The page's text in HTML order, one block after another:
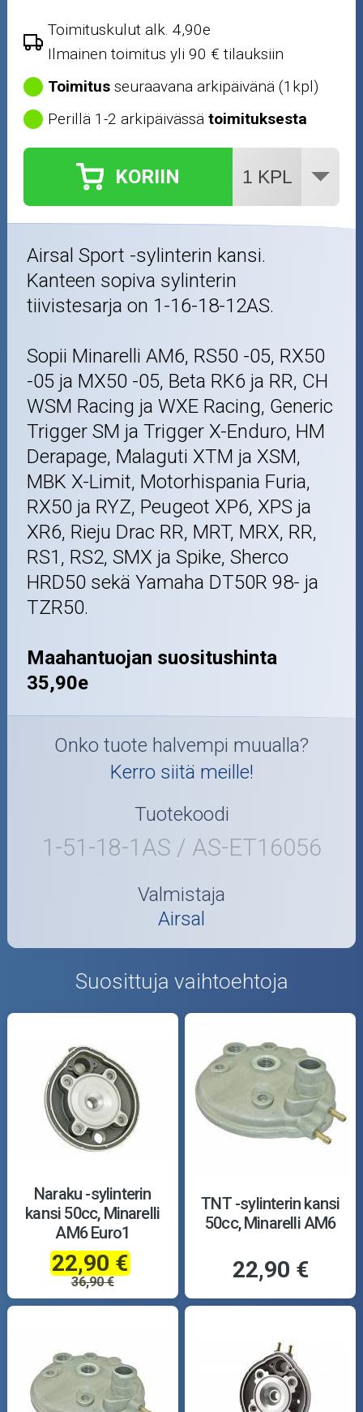
Toimituskulut alk. 4,90e
Ilmainen toimitus yli 90 € tilauksiin
Toimitus seuraavana arkipäivänä (1kpl)
Perillä 1-2 arkipäivässätoimituksesta
KORIIN
Airsal Sport -sylinterin kansi.
Kanteen sopiva sylinterin
tiivistesarja on 1-16-18-12AS.
Sopii Minarelli AM6, RS50 -05, RX50
-05 ja MX50 -05, Beta RK6 ja RR, CH
WSM Racing ja WXE Racing, Generic
Trigger SM ja Trigger X-Enduro, HM
Derapage, Malaguti XTM ja XSM,
MBK X-Limit, Motorhispania Furia,
RX50 ja RYZ, Peugeot XP6, XPS ja
XR6, Rieju Drac RR, MRT, MRX, RR,
RS1, RS2, SMX ja Spike, Sherco
HRD50 sekä Yamaha DT50R 98- ja
TZR50.
Maahantuojan suositushinta
35,90e
Onko tuote halvempi muualla?
Kerro siitä meille!
Tuotekoodi
1-51-18-1AS / AS-ET16056
Valmistaja
Airsal
Suosittuja vaihtoehtoja
Naraku -sylinterin
kansi 50cc, Minarelli
AM6 Euro1
22,90 €
36,90 €
TNT -sylinterin kansi
50cc, Minarelli AM6
22,90 €